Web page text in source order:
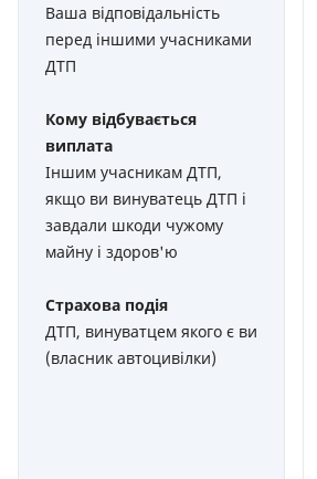
Ваша відповідальність
перед іншими учасниками
ДТП
Кому відбувається
виплата
Іншим учасникам ДТП,
якщо ви винуватець ДТП і
завдали шкоди чужому
майну і здоров'ю
Страхова подія
ДТП, винуватцем якого є ви
(власник автоцивілки)